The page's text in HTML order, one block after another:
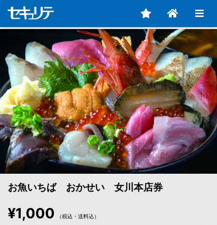
お魚いちば おかせい 女川本店券
¥1,000 （税込・送料込）